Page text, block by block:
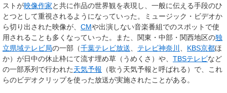
ストが映像作家と共に作品の世界観を表現し、一般に伝える手段のひ
とつとして重視されるようになっていった。ミュージック・ビデオか
ら切り出された映像が、 CMや出演しない音楽番組でのスポットで使
用されることも多くなっていった。また、関東・中部・関西地区の独
立県域テレビ局の一部（千葉テレビ放送、 テレビ神奈川 、 KBS京都ほ
か）が日中の休止枠にて流す埋め草（うめくさ）や、 TBSテレビなど
の一部系列で行われた天気予報 （歌う天気予報と呼ばれる）で、これ
らのビデオクリップを使った放送が実施されたことがある。